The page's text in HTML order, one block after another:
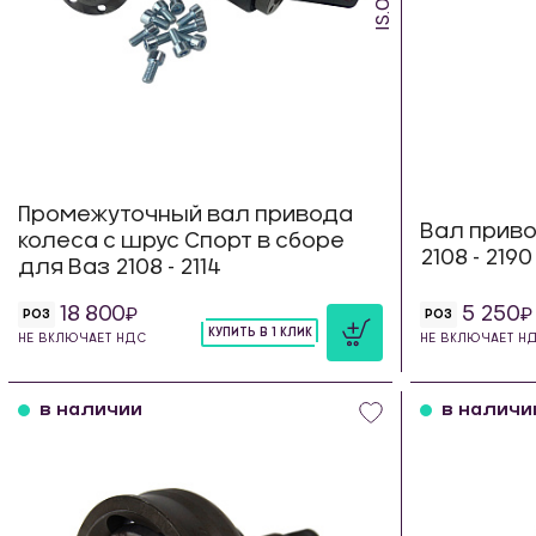
Промежуточный вал привода
колеса с шрус Спорт в сборе
для Ваз 2108 - 2114
РОЗ 18 800
НЕ ВКЛЮЧАЕТ НДС КУПИТЬ В 1 КЛИК
Вал
2108 -
РОЗ 5 250
НЕ ВКЛЮЧАЕТ
в наличии в